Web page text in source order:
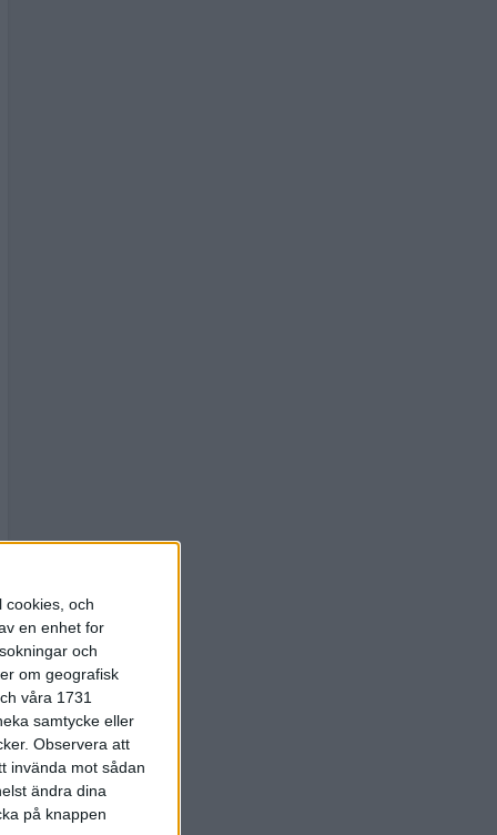
cookies, och
en enhet for
och
om geografisk
våra 1731
samtycke eller
Observera att
invända mot sådan
ändra dina
på knappen